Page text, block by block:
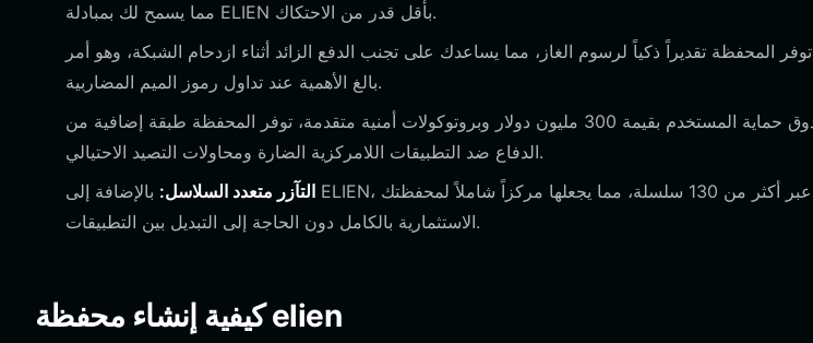
مما يسمح لك بمبادلة ELIEN بأقل قدر من الاحتكاك.
توفر المحفظة تقديراً ذكياً لرسوم الغاز، مما يساعدك على تجنب الدفع الزائد أثناء ازدحام الشبكة، وهو أمر
بالغ الأهمية عند تداول رموز الميم المضاربية.
مع صندوق حماية المستخدم بقيمة 300 مليون دولار وبروتوكولات أمنية متقدمة، توفر المحفظة طبقة إضافية من
الدفاع ضد التطبيقات اللامركزية الضارة ومحاولات التصيد الاحتيالي.
التآزر متعدد السلاسل: بالإضافة إلى ELIEN، يمكنك إدارة الأصول عبر أكثر من 130 سلسلة، مما يجعلها مركزاً شاملاً لمحفظتك
الاستثمارية بالكامل دون الحاجة إلى التبديل بين التطبيقات.
كيفية إنشاء محفظة elien